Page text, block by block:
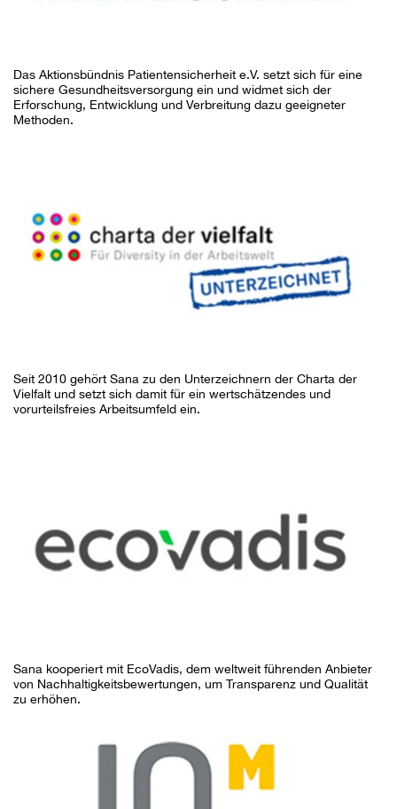
Das Aktionsbündnis Patientensicherheit e.V. setzt sich für eine
sichere Gesundheitsversorgung ein und widmet sich der
Erforschung, Entwicklung und Verbreitung dazu geeigneter
Methoden.
Seit 2010 gehört Sana zu den Unterzeichnern der Charta der
Vielfalt und setzt sich damit für ein wertschätzendes und
vorurteilsfreies Arbeitsumfeld ein.
Sana kooperiert mit EcoVadis, dem weltweit führenden Anbieter
von Nachhaltigkeitsbewertungen, um Transparenz und Qualität
zu erhöhen.